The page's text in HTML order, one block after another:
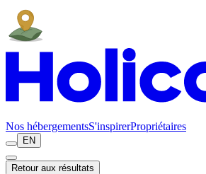
Nos hébergementsS'inspirerPropriétaires
EN
Retour aux résultats